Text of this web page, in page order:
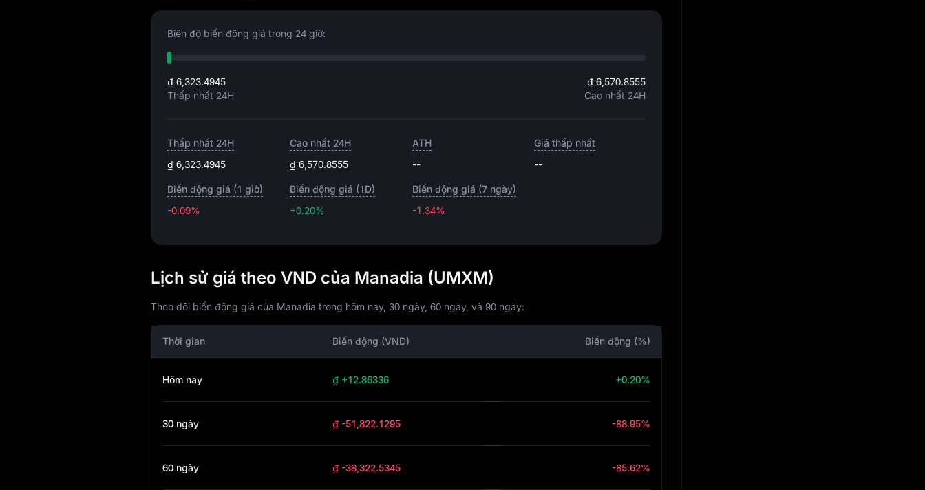
Biên độ biến động giá trong 24 giờ:
₫ 6,323.4945
Thấp nhất 24H
₫ 6,570.8555
Cao nhất 24H
Thấp nhất 24H
₫ 6,323.4945
Cao nhất 24H
₫ 6,570.8555
ATH
--
Giá thấp nhất
--
Biến động giá (1 giờ)
-0.09%
Biến động giá (1D)
+0.20%
Biến động giá (7 ngày)
-1.34%
Lịch sử giá theo VND của Manadia (UMXM)
Theo dõi biến động giá của Manadia trong hôm nay, 30 ngày, 60 ngày, và 90 ngày:
Thời gian Biến động (VND) Biến động (%)
Hôm nay ₫ +12.86336 +0.20%
30 ngày ₫ -51,822.1295 -88.95%
60 ngày ₫ -38,322.5345 -85.62%